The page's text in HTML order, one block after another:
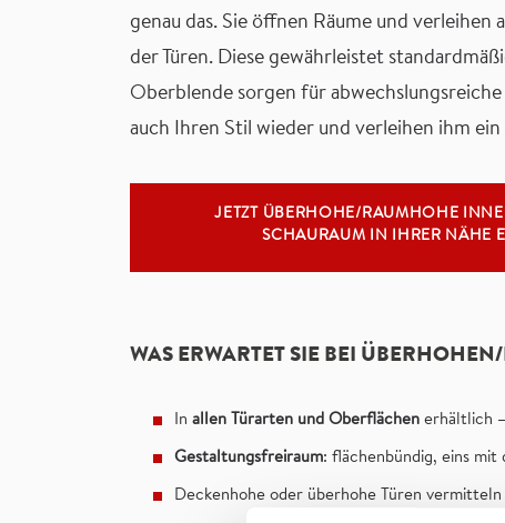
genau das. Sie öffnen Räume und
der Türen. Diese gewährleistet
Oberblende sorgen für
auch Ihren Stil wieder und verleihen ihm ein
JETZT ÜBERHOHE/RAUMHOHE
SCHAURAUM IN IHRER NÄHE
WAS ERWARTET SIE BEI
In allen Türarten und Oberflächen erhältlich
Gestaltungsfreiraum: flächenbündig, eins mit
Deckenhohe oder überhohe Türen vermitteln